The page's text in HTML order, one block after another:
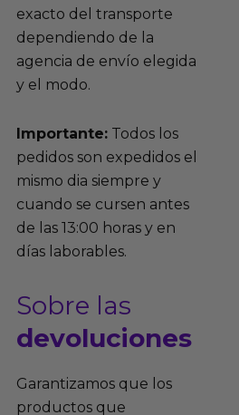
exacto del transporte
dependiendo de la
agencia de envío elegida
y el modo.
Importante:Todos los
pedidos son expedidos el
mismo dia siempre y
cuando se cursen antes
de las 13:00 horas y en
días laborables.
Sobre las
devoluciones
Garantizamos que los
productos que